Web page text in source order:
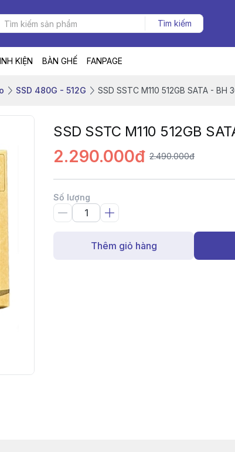
Tìm kiếm
KIỆN BÀN GHẾ FANPAGE
SSD 480G - 512G SSD SSTC M110 512GB SATA - BH
SSD SSTC M110 512GB
2.290.000đ 2.490.000đ
Số lượng
Thêm giỏ hàng